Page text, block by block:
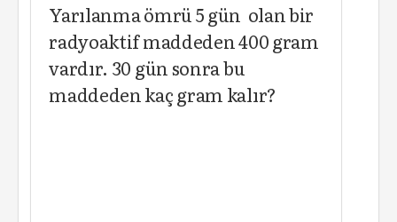
Yarılanma ömrü 5 gün olan bir
radyoaktif maddeden 400 gram
vardır. 30 gün sonra bu
maddeden kaç gram kalır?